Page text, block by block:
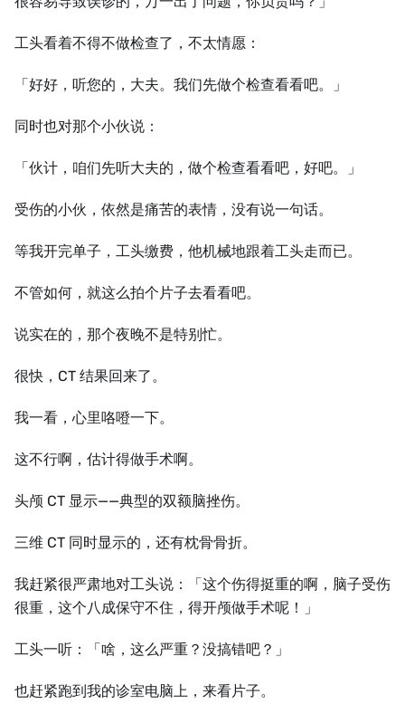
工头看着不得不做检查了，不太情愿：
「好好，听您的，大夫。我们先做个检查看看吧。」
同时也对那个小伙说：
「伙计，咱们先听大夫的，做个检查看看吧，好吧。」
受伤的小伙，依然是痛苦的表情，没有说一句话。
等我开完单子，工头缴费，他机械地跟着工头走而已。
不管如何，就这么拍个片子去看看吧。
说实在的，那个夜晚不是特别忙。
很快，CT 结果回来了。
我一看，心里咯噔一下。
这不行啊，估计得做手术啊。
头颅 CT 显示——典型的双额脑挫伤。
三维 CT 同时显示的，还有枕骨骨折。
我赶紧很严肃地对工头说：「这个伤得挺重的啊，脑子受伤
很重，这个八成保守不住，得开颅做手术呢！」
工头一听：「啥，这么严重？没搞错吧？」
也赶紧跑到我的诊室电脑上，来看片子。